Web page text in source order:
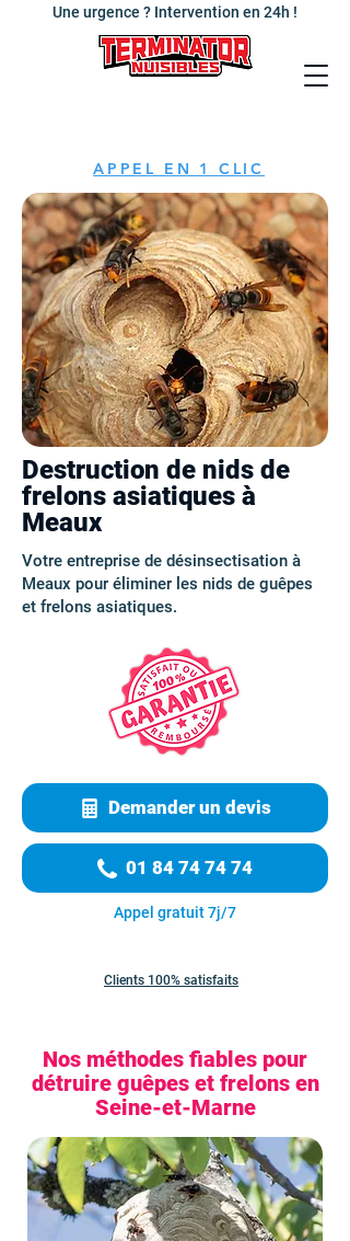
Une urgence ? Intervention en 24h !
APPEL EN 1 CLIC
Destruction de nids de
frelons asiatiques à
Meaux
Votre entreprise de désinsectisation à
Meaux pour éliminer les nids de guêpes
et frelons asiatiques.
Demander un devis
01 84 74 74 74
Appel gratuit 7j/7
Clients 100% satisfaits
Nos méthodes fiables pour
détruire guêpes et frelons en
Seine-et-Marne